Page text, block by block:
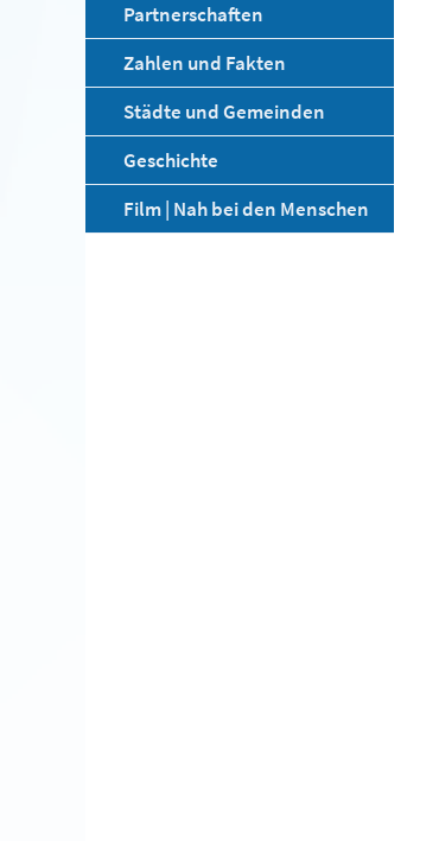
Partnerschaften
Zahlen und Fakten
Städte und Gemeinden
Geschichte
Film | Nah bei den Menschen